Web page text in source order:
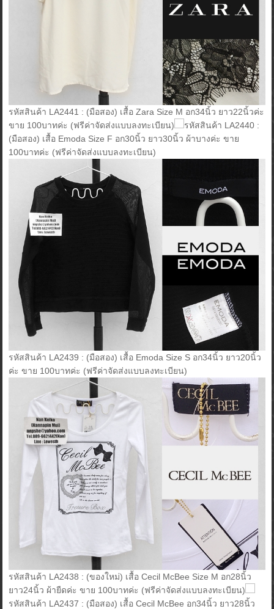
รหัสสินค้า LA2441 : (มือสอง) เสื้อ Zara Size M อก34นิ้ว ยาว22นิ้วค่ะ
ขาย 100บาทค่ะ (ฟรีค่าจัดส่งแบบลงทะเบียน)
รหัสสินค้า LA2440 :
(มือสอง) เสื้อ Emoda Size F อก30นิ้ว ยาว30นิ้ว ผ้าบางค่ะ ขาย
100บาทค่ะ (ฟรีค่าจัดส่งแบบลงทะเบียน)
รหัสสินค้า LA2439 : (มือสอง) เสื้อ Emoda Size S อก34นิ้ว ยาว20นิ้ว
ค่ะ ขาย 100บาทค่ะ (ฟรีค่าจัดส่งแบบลงทะเบียน)
รหัสสินค้า LA2438 : (ของใหม่) เสื้อ Cecil McBee Size M อก28นิ้ว
ยาว24นิ้ว ผ้ายืดค่ะ ขาย 100บาทค่ะ (ฟรีค่าจัดส่งแบบลงทะเบียน)
รหัสสินค้า LA2437 : (มือสอง) เสื้อ Cecil McBee อก34นิ้ว ยาว28นิ้ว